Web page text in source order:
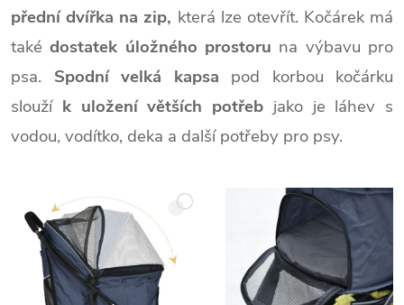
přední dvířka na zip, která lze otevřít. Kočárek má
takédostatek úložného prostoru na výbavu pro
psa. Spodní velká kapsa pod korbou kočárku
slouží k uložení větších potřeb jako je láhev s
vodou, vodítko, deka a další potřeby pro psy.